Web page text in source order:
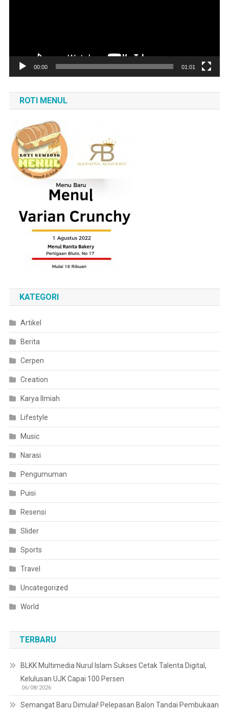
00:00 01:01
ROTI MENUL
KATEGORI
Artikel
Berita
Cerpen
Creation
Karya Ilmiah
Lifestyle
Music
Narasi
Pengumuman
Puisi
Resensi
Slider
Sports
Travel
Uncategorized
World
TERBARU
BLKK Multimedia Nurul Islam Sukses Cetak Talenta Digital,
Kelulusan UJK Capai 100 Persen
06/08/2026
Semangat Baru Dimulai! Pelepasan Balon Tandai Pembukaan